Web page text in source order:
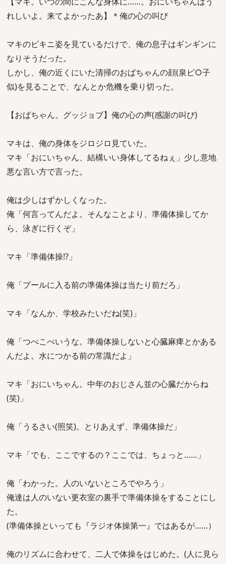
れしいよ。来てよかったあ】＊俺の心の叫び
マキのビキニ姿を見ているだけで、俺の息子はギンギンに
なりそうだった。
しかし、俺の近くにいた清掃のおばちゃんの顔(泉ピ○子
似)を見ることで、なんとか危機を乗り切った。
【おばちゃん。グッジョブ】俺の心の声(感謝の叫び)
マキは、俺の身体をジロジロ見ていた。
マキ「おにいちゃん、結構いい身体してるねぇ」少し意地
悪な言い方で言った。
俺は少しはずかしくなった。
俺「何言ってんだよ。そんなことより、準備体操してか
ら、泳ぎに行くぞ」
マキ「準備体操!?」
俺「プールに入る前の準備体操は当たり前だろ」
マキ「なんか、学校みたいだね(笑)」
俺「つべこべいうな。準備体操しないと心臓麻痺とかある
んだよ。水につかる前の常識だよ」
マキ「おにいちゃん。中年のおじさん並の心臓だからね
(笑)」
俺「うるさい(照笑)。とりあえず、準備体操だ」
マキ「でも、ここでするの？ここでは、ちょっと……」
俺「わかった。人のいないところでやろう」
俺達は人のいない更衣室の裏手で準備体操をすることにし
た。
(準備体操といっても『ラジオ体操第一』ではあるが……）
俺のリズムに合わせて、二人で体操をはじめた。(人に見ら